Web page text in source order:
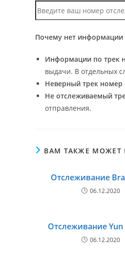
Почему нет информации
Информации по трек
выдачи. В отдельных
Неверный трек номер
Не отслеживаемый
отправления.
ВАМ ТАКЖЕ МОЖЕТ
Отслеживание
06.12.2020
Отслеживание Yun
06.12.2020